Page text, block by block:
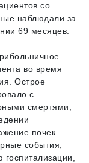
со
наблюдали за
69 месяцев.
во время
Острое
с
смертями,
почек
события,